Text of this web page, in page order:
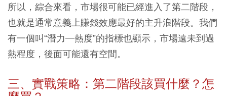
所以，綜合來看，市場很可能已經進入了第二階段，
也就是通常意義上賺錢效應最好的主升浪階段。我們
有一個叫“潛力—熱度”的指標也顯示，市場遠未到過
熱程度，後面可能還有空間。
三、實戰策略：第二階段該買什麼？怎